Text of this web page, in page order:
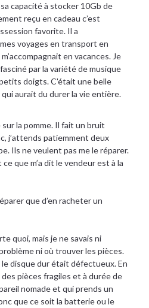
capacité à stocker 10Gb de
reçu en cadeau c’est
favorite. Il a
voyages en transport en
en vacances. Je
par la variété de musique
doigts. C'était une belle
aurait du durer la vie entière.
la pomme. Il fait un bruit
j’attends patiemment deux
Ils ne veulent pas me le réparer.
que m’a dit le vendeur est à la
que d’en racheter un
quoi, mais je ne savais ni
ni où trouver les pièces.
le disque dur était défectueux. En
pièces fragiles et à durée de
nomade et qui prends un
que ce soit la batterie ou le